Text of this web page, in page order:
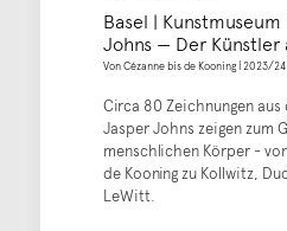
Basel |
Johns — Der Künstler
Von Cézanne bis de Kooning | 2023/24
Circa 80 Zeichnungen aus
Jasper Johns zeigen zum
menschlichen Körper -
de Kooning zu Kollwitz,
LeWitt.